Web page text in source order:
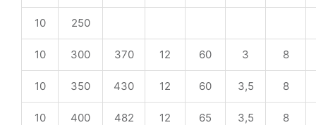
10 250
10 300 370 12 60 3 8
10 350 430 12 60 3,5 8
10 400 482 12 65 3,5 8